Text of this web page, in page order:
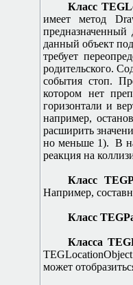
Класс
имеет метод
данный объект
требует
родительского.
события стоп.
котором нет
горизонтали и
например,
расширить
но меньше 1). В
реакция на
Класс
Например,
Класс
Класса
может